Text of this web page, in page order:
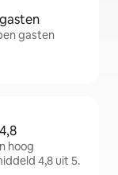
gasten
hoog
4,8 uit 5.